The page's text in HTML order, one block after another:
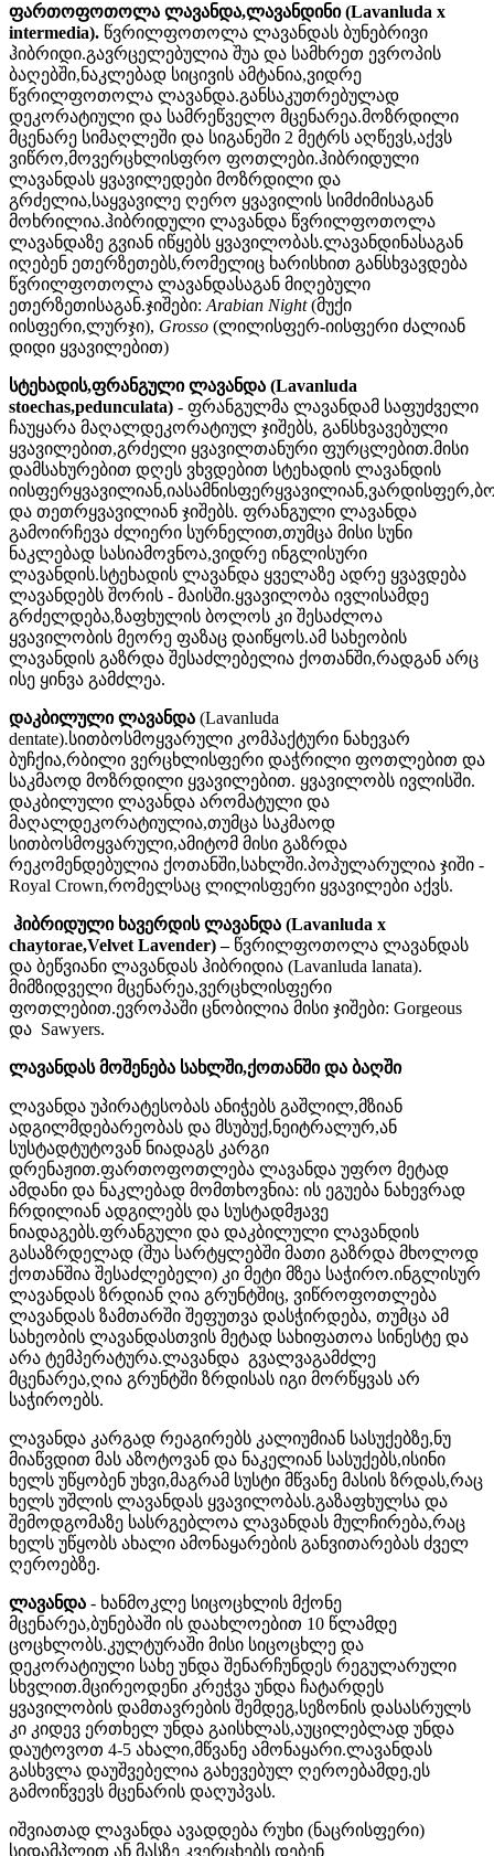
ფართოფოთოლა ლავანდა,ლავანდინი (Lavanluda x
intermedia). წვრილფოთოლა ლავანდას ბუნებრივი
ჰიბრიდი.გავრცელებულია შუა და სამხრეთ ევროპის
ბაღებში,ნაკლებად სიცივის ამტანია,ვიდრე
წვრილფოთოლა ლავანდა.განსაკუთრებულად
დეკორატიული და სამრეწველო მცენარეა.მოზრდილი
მცენარე სიმაღლეში და სიგანეში 2 მეტრს აღწევს,აქვს
ვიწრო,მოვერცხლისფრო ფოთლები.ჰიბრიდული
ლავანდას ყვავილედები მოზრდილი და
გრძელია,საყვავილე ღერო ყვავილის სიმძიმისაგან
მოხრილია.ჰიბრიდული ლავანდა წვრილფოთოლა
ლავანდაზე გვიან იწყებს ყვავილობას.ლავანდინასაგან
იღებენ ეთერზეთებს,რომელიც ხარისხით განსხვავდება
წვრილფოთოლა ლავანდასაგან მიღებული
ეთერზეთისაგან.ჯიშები: Arabian Night(მუქი
იისფერი,ლურჯი), Grosso (ლილისფერ-იისფერი ძალიან
დიდი ყვავილებით)
სტეხადის,ფრანგული ლავანდა (Lavanluda
stoechas,pedunculata) - ფრანგულმა ლავანდამ საფუძველი
ჩაუყარა მაღალდეკორატიულ ჯიშებს, განსხვავებული
ყვავილებით,გრძელი ყვავილთანური ფურცლებით.მისი
დამსახურებით დღეს ვხვდებით სტეხადის ლავანდის
და თეთრყვავილიან ჯიშებს. ფრანგული ლავანდა
გამოირჩევა ძლიერი სურნელით,თუმცა მისი სუნი
ნაკლებად სასიამოვნოა,ვიდრე ინგლისური
ლავანდის.სტეხადის ლავანდა ყველაზე ადრე ყვავდება
ლავანდებს შორის - მაისში.ყვავილობა ივლისამდე
გრძელდება,ზაფხულის ბოლოს კი შესაძლოა
ყვავილობის მეორე ფაზაც დაიწყოს.ამ სახეობის
ლავანდის გაზრდა შესაძლებელია ქოთანში,რადგან არც
ისე ყინვა გამძლეა.
დაკბილული ლავანდა (Lavanluda
dentate).სითბოსმოყვარული კომპაქტური ნახევარ
ბუჩქია,რბილი ვერცხლისფერი დაჭრილი ფოთლებით და
საკმაოდ მოზრდილი ყვავილებით. ყვავილობს ივლისში.
დაკბილული ლავანდა არომატული და
მაღალდეკორატიულია,თუმცა საკმაოდ
სითბოსმოყვარული,ამიტომ მისი გაზრდა
რეკომენდებულია ქოთანში,სახლში.პოპულარულია ჯიში -
Royal Crown,რომელსაც ლილისფერი ყვავილები აქვს.
ჰიბრიდული ხავერდის ლავანდა (Lavanluda x
chaytorae,Velvet Lavender) – წვრილფოთოლა ლავანდას
და ბეწვიანი ლავანდას ჰიბრიდია (Lavanluda lanata).
მიმზიდველი მცენარეა,ვერცხლისფერი
ფოთლებით.ევროპაში ცნობილია მისი ჯიშები: Gorgeous
და Sawyers.
ლავანდას მოშენება სახლში,ქოთანში და ბაღში
ლავანდა უპირატესობას ანიჭებს გაშლილ,მზიან
ადგილმდებარეობას და მსუბუქ,ნეიტრალურ,ან
სუსტადტუტოვან ნიადაგს კარგი
დრენაჟით.ფართოფოთლება ლავანდა უფრო მეტად
ამდანი და ნაკლებად მომთხოვნია: ის ეგუება ნახევრად
ჩრდილიან ადგილებს და სუსტადმჟავე
ნიადაგებს.ფრანგული და დაკბილული ლავანდის
გასაზრდელად (შუა სარტყლებში მათი გაზრდა მხოლოდ
ქოთანშია შესაძლებელი) კი მეტი მზეა საჭირო.ინგლისურ
ლავანდას ზრდიან ღია გრუნტშიც, ვიწროფოთლება
ლავანდას ზამთარში შეფუთვა დასჭირდება, თუმცა ამ
სახეობის ლავანდასთვის მეტად სახიფათოა სინესტე და
არა ტემპერატურა.ლავანდა გვალვაგამძლე
მცენარეა,ღია გრუნტში ზრდისას იგი მორწყვას არ
საჭიროებს.
ლავანდა კარგად რეაგირებს კალიუმიან სასუქებზე,ნუ
მიაწვდით მას აზოტოვან და ნაკელიან სასუქებს,ისინი
ხელს უწყობენ უხვი,მაგრამ სუსტი მწვანე მასის ზრდას,რაც
ხელს უშლის ლავანდას ყვავილობას.გაზაფხულსა და
შემოდგომაზე სასრგებლოა ლავანდას მულჩირება,რაც
ხელს უწყობს ახალი ამონაყარების განვითარებას ძველ
ღეროებზე.
ლავანდა - ხანმოკლე სიცოცხლის მქონე
მცენარეა,ბუნებაში ის დაახლოებით 10 წლამდე
ცოცხლობს.კულტურაში მისი სიცოცხლე და
დეკორატიული სახე უნდა შენარჩუნდეს რეგულარული
სხვლით.მცირეოდენი კრეჭვა უნდა ჩატარდეს
ყვავილობის დამთავრების შემდეგ,სეზონის დასასრულს
კი კიდევ ერთხელ უნდა გაისხლას,აუცილებლად უნდა
დაუტოვოთ 4-5 ახალი,მწვანე ამონაყარი.ლავანდას
გასხვლა დაუშვებელია გახევებულ ღეროებამდე,ეს
გამოიწვევს მცენარის დაღუპვას.
იშვიათად ლავანდა ავადდება რუხი (ნაცრისფერი)
სიდამპლით ან მასზე კვერცხებს დებენ